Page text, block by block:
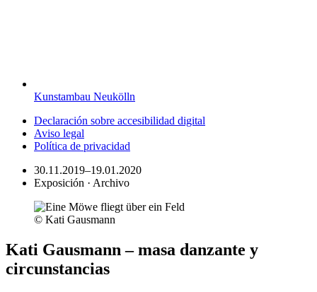
Kunstambau Neukölln
Declaración sobre accesibilidad digital
Aviso legal
Política de privacidad
30.11.2019–19.01.2020
Exposición · Archivo
© Kati Gausmann
Kati Gausmann – masa danzante y
circunstancias